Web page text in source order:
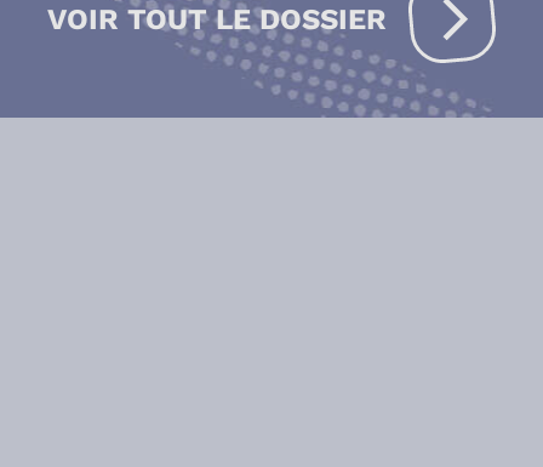
VOIR TOUT LE DOSSIER